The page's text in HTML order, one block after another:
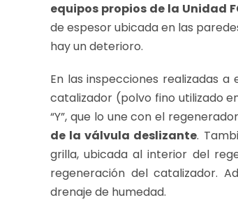
equipos propios de la Unidad
de espesor ubicada en las
hay un deterioro.
En las inspecciones realizadas
catalizador (polvo fino utilizado
“Y”, que lo une con el
de la válvula deslizante.
grilla, ubicada al interior del
regeneración del catalizador.
drenaje de humedad.